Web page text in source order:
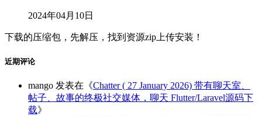
2024年04月10日
下载的压缩包，先解压，找到资源zip上传安装！
近期评论
mango 发表在《Chatter ( 27 January 2026) 带有聊天室、
帖子、故事的终极社交媒体，聊天 Flutter/Laravel源码下
载》